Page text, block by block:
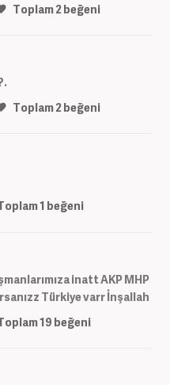
Toplam2 beğeni
Toplam2beğeni
1 beğeni
inatt AKP MHP
Türkiye varr İnşallah
19 beğeni